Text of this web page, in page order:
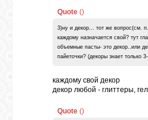
Quote ()
3)ну и декор... тот же вопрос(см.
каждому назначается свой? тут
объемные пасты- это декор..или
пайеточки? (декоры знает только
каждому свой декор
декор любой - глиттеры,
Quote ()